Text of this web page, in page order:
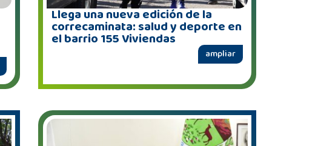
Llega una nueva edición de la
correcaminata: salud y deporte en
el barrio 155 Viviendas
ampliar